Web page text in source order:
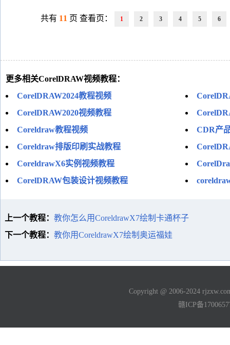
共有 11 页 查看页： 1 2 3 4 5 6
更多相关CorelDRAW视频教程：
CorelDRAW2024教程视频
CorelDRAW2020视频教程
Coreldraw教程视频
CDR产
Coreldraw排版印刷实战教程
CoreldrawX6实例视频教程
CorelDRAW包装设计视频教程
上一个教程： 教你怎么用CoreldrawX7绘制卡通杯子
下一个教程： 教你用CoreldrawX7绘制奥运福娃
Copyright @ 2006-2024
赣ICP备